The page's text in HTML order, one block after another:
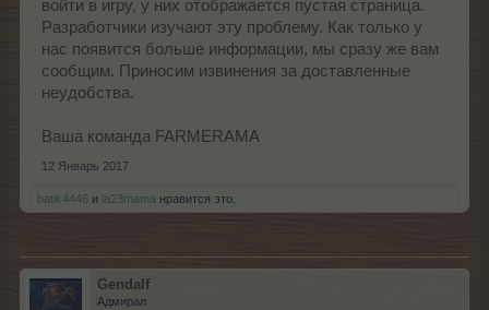
войти в игру, у них отображается пустая страница.
Разработчики изучают эту проблему. Как только у
нас появится больше информации, мы сразу же вам
сообщим. Приносим извинения за доставленные
неудобства.
Ваша команда FARMERAMA
12 Январь 2017
batik4446 и la23mama нравится это.
Gendalf
Адмирал